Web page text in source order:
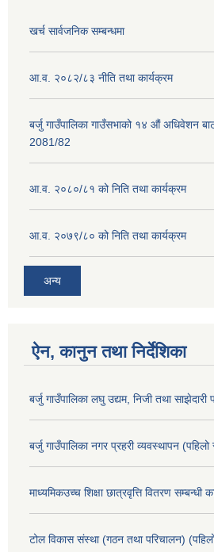
खर्च सार्वजनिक सम्बन्धमा
आ.व. २०८२/८३ नीति तथा कार्यक्रम
बर्जु गाउँपालिका गाउँसभाको १४ औं अधिवेशन
2081/82
आ.व. २०८०/८१ को निति तथा कार्यक्रम
आ.व. २०७९/८० को निति तथा कार्यक्रम
अन्य
ऐन, कानुन तथा निर्देशिका
बर्जु गाउँपालिका लघु उद्यम, निजी तथा साझेदारी
बर्जु गाउँपालिका नगर प्रहरी व्यवस्थापन
माध्यमिकउच्च शिक्षा छात्रवृत्ति वितरण सम्बन्धी
टोल विकास संस्था (गठन तथा परिचालन)